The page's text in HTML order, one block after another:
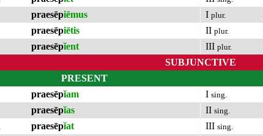
praesēpiēmus
praesēpiētis
praesēpĭent
I plur.
II plur.
III plur.
SUBJUNCTIVE
PRESENT
praesēpĭam
praesēpĭas
praesēpĭat
I sing.
II sing.
III sing.